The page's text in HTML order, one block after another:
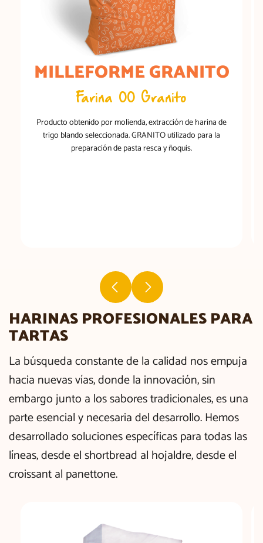
MILLEFORME GRANITO
Farina 00 Granito
Producto obtenido por molienda, extracción de harina de
trigo blando seleccionada. GRANITO utilizado para la
preparación de pasta resca y ñoquis.
HARINAS PROFESIONALES PARA
TARTAS
La búsqueda constante de la calidad nos empuja
hacia nuevas vías, donde la innovación, sin
embargo junto a los sabores tradicionales, es una
parte esencial y necesaria del desarrollo. Hemos
desarrollado soluciones específicas para todas las
líneas, desde el shortbread al hojaldre, desde el
croissant al panettone.